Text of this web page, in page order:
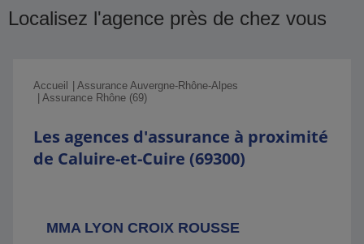
Localisez l'agence près de chez vous
Accueil
Assurance Auvergne-Rhône-Alpes
Assurance Rhône (69)
Les agences d'assurance à proximité
de Caluire-et-Cuire (69300)
MMA LYON CROIX ROUSSE